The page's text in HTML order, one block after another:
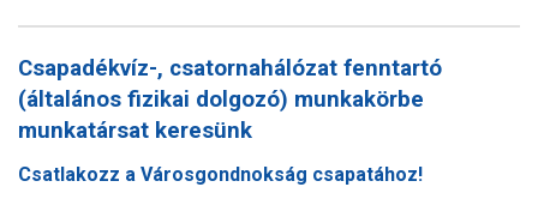
Csapadékvíz-, csatornahálózat fenntartó
(általános fizikai dolgozó) munkakörbe
munkatársat keresünk
Csatlakozz a Városgondnokság csapatához!